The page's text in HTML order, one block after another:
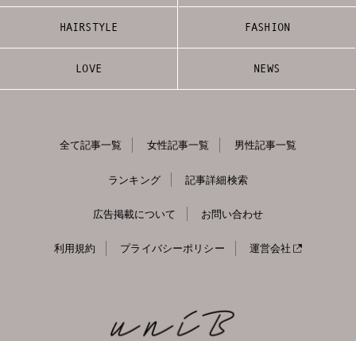
HAIRSTYLE FASHION
LOVE NEWS
全て記事一覧 女性記事一覧 男性記事一覧
ランキング 記事詳細検索
広告掲載について お問い合わせ
利用規約 プライバシーポリシー 運営会社